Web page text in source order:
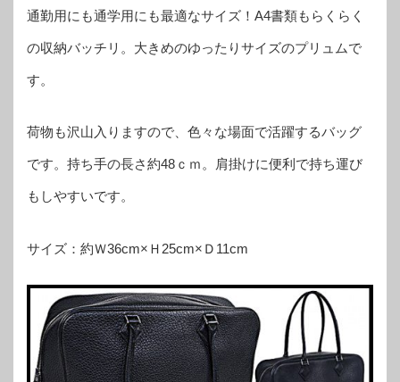
通勤用にも通学用にも最適なサイズ！A4書類もらくらく
の収納バッチリ。大きめのゆったりサイズのプリュムで
す。
荷物も沢山入りますので、色々な場面で活躍するバッグ
です。持ち手の長さ約48ｃｍ。肩掛けに便利で持ち運び
もしやすいです。
サイズ：約Ｗ36cm×Ｈ25cm×Ｄ11cm